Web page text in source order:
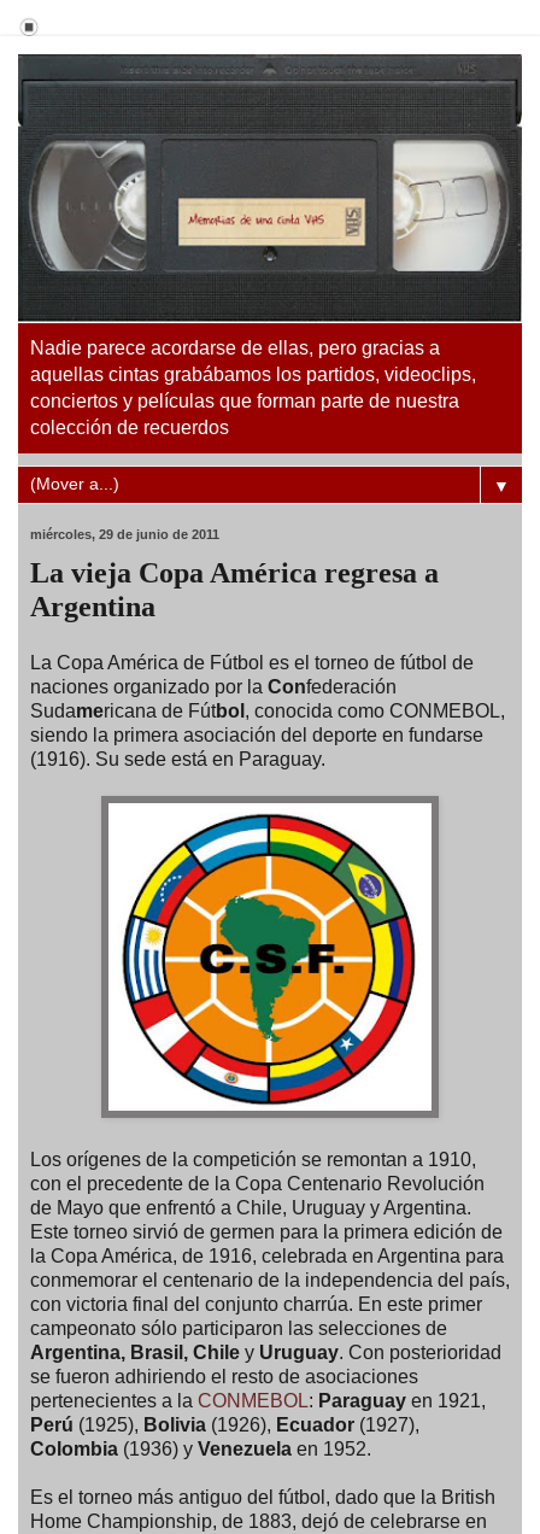
Nadie parece acordarse de ellas, pero gracias a
aquellas cintas grabábamos los partidos, videoclips,
conciertos y películas que forman parte de nuestra
colección de recuerdos
▼
miércoles, 29 de junio de 2011
La vieja Copa América regresa a
Argentina
La Copa América de Fútbol es el torneo de fútbol de
naciones organizado por la Confederación
Sudamericana de Fútbol , conocida como CONMEBOL,
siendo la primera asociación del deporte en fundarse
(1916). Su sede está en Paraguay.
Los orígenes de la competición se remontan a 1910,
con el precedente de la Copa Centenario Revolución
de Mayo que enfrentó a Chile, Uruguay y Argentina.
Este torneo sirvió de germen para la primera edición de
la Copa América, de 1916, celebrada en Argentina para
conmemorar el centenario de la independencia del país,
con victoria final del conjunto charrúa. En este primer
campeonato sólo participaron las selecciones de
Argentina, Brasil, Chile y Uruguay. Con posterioridad
se fueron adhiriendo el resto de asociaciones
pertenecientes a la CONMEBOL: Paraguay en 1921,
Perú (1925), Bolivia (1926), Ecuador (1927),
Colombia (1936) y Venezuela en 1952.
Es el torneo más antiguo del fútbol, dado que la British
Home Championship, de 1883, dejó de celebrarse en